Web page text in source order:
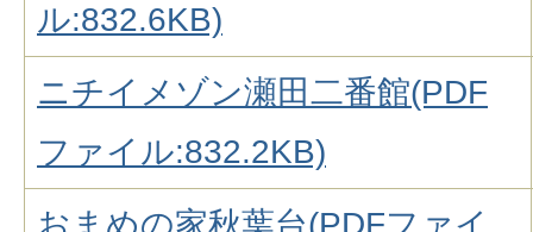
ル:832.6KB)
ニチイメゾン瀬田二番館(PDF
ファイル:832.2KB)
おまめの家秋葉台(PDFファイ